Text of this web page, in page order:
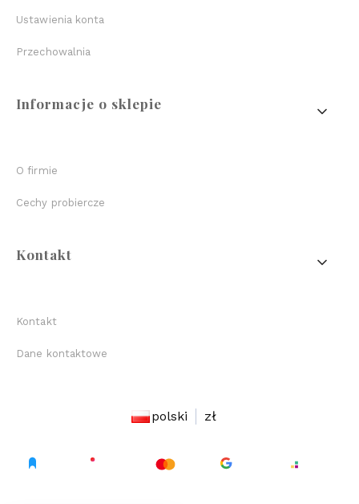
Ustawienia konta
Przechowalnia
Informacje o sklepie
O firmie
Cechy probiercze
Kontakt
Kontakt
Dane kontaktowe
polski zł